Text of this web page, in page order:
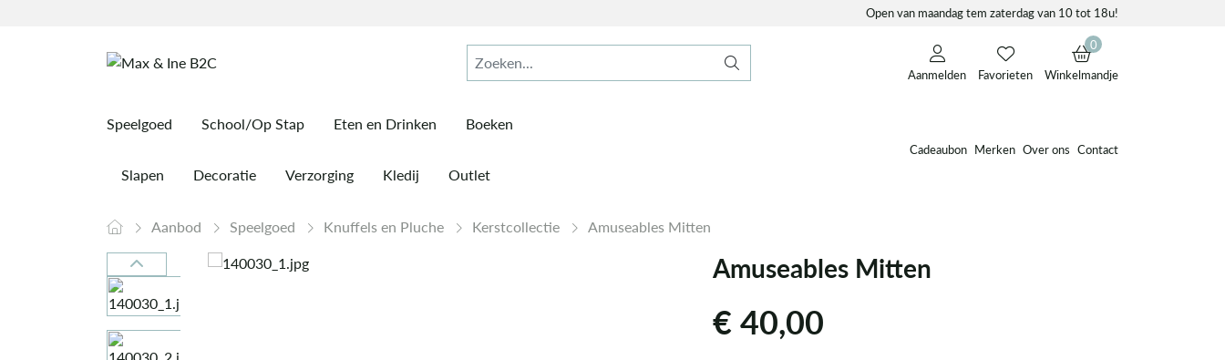
Open van maandag tem zaterdag van 10 tot 18u!
Aanmelden Favorieten
0
Winkelmandje
Speelgoed School/Op Stap Eten en Drinken Boeken
Slapen Decoratie Verzorging Kledij Outlet
Cadeaubon Merken Over ons Contact
Aanbod Speelgoed Knuffels en Pluche Kerstcollectie Amuseables Mitten
Amuseables Mitten
€40,00